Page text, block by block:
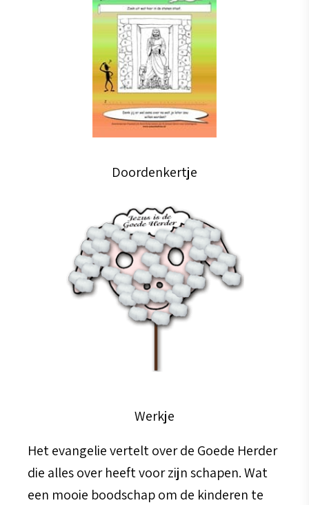
Doordenkertje
Werkje
Het evangelie vertelt over de Goede Herder
die alles over heeft voor zijn schapen. Wat
een mooie boodschap om de kinderen te